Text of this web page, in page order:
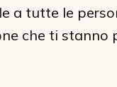
a tutte le
che ti stanno